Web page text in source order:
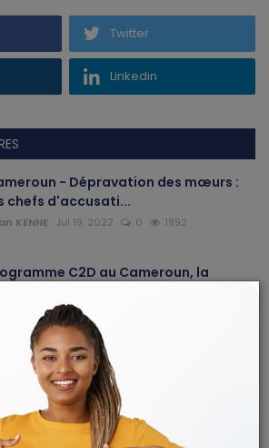
Twitter
Linkedin
- Dépravation des mœurs :
chefs d'accusati...
KENNE Jul 19, 2022 0 1992
C2D au Cameroun, la
DJIEGUE Mai 24, 2024
au Cameroun : un pasteur
avoir été victi...
KENNE Jul 25, 2026